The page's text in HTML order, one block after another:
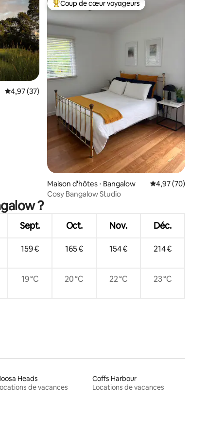
: 4,9 sur 5
Évaluation moyenne sur la base de 37 commentaires : 4,97 sur 5
4,97 (37)
Coups de cœur voyageurs les plus appréciés
Coup de cœur voyageurs
Maison d'hôtes ⋅ Bangalow Évaluation moyenne
4,97 (70)
Cosy Bangalow Studio
?
Sept. Oct. Nov. Déc.
159 € 165 € 154 € 214 €
19 °C 20 °C 22 °C 23 °C
Heads
de vacances
Coffs Harbour
Locations de vacances